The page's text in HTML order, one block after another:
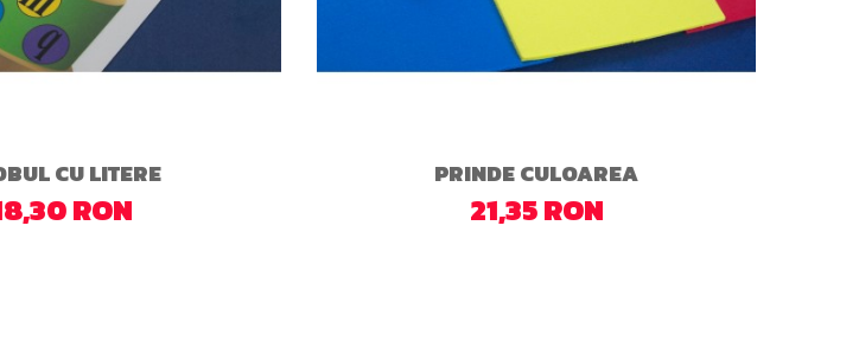
CU LITERE
RON
PRINDE CULOAREA
21,35 RON